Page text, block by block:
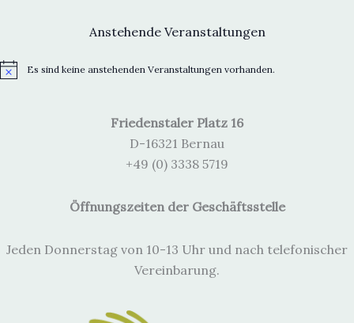
Anstehende Veranstaltungen
H
Es sind keine anstehenden Veranstaltungen vorhanden.
Friedenstaler Platz 16
D-16321 Bernau
+49 (0) 3338 5719
Öffnungszeiten der Geschäftsstelle
Jeden Donnerstag von 10-13 Uhr und nach telefonischer
Vereinbarung.